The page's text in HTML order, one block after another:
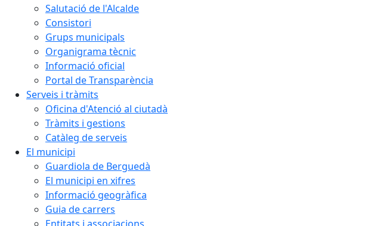
Salutació de l'Alcalde
Consistori
Grups municipals
Organigrama tècnic
Informació oficial
Portal de Transparència
Serveis i tràmits
Oficina d'Atenció al ciutadà
Tràmits i gestions
Catàleg de serveis
El municipi
Guardiola de Berguedà
El municipi en xifres
Informació geogràfica
Guia de carrers